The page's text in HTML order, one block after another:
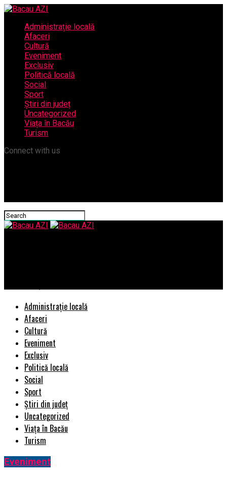
Administrație locală
Afaceri
Cultură
Eveniment
Exclusiv
Politică locală
Social
Sport
Știri din județ
Uncategorized
Viața în Bacău
Turism
Connect with us
Administrație locală
Afaceri
Cultură
Eveniment
Exclusiv
Politică locală
Social
Sport
Știri din județ
Uncategorized
Viața în Bacău
Turism
Eveniment